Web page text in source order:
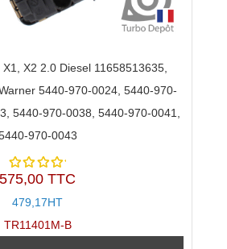
X2 2.0 Diesel 11658513635,
5440-970-0024, 5440-970-
5440-970-0038, 5440-970-0041,
970-0043
Note
5
575,00 TTC
479,17HT
TR11401M-B